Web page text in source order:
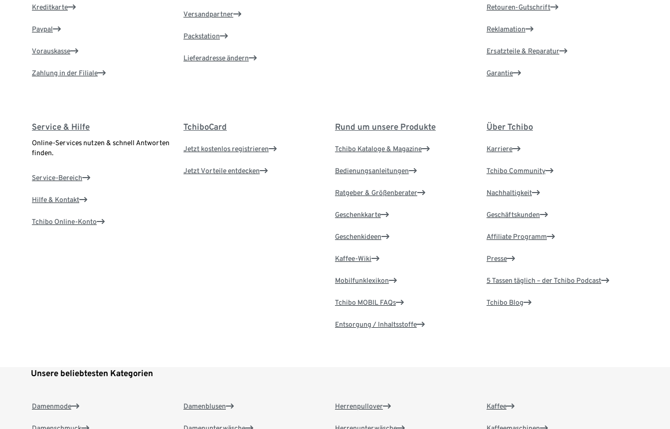
Kreditkarte
Paypal
Vorauskasse
Zahlung in der Filiale
Versandpartner
Packstation
Lieferadresse ändern
Retouren-Gutschrift
Reklamation
Ersatzteile & Reparatur
Garantie
Service & Hilfe
Online-Services nutzen & schnell Antworten
finden.
Service-Bereich
Hilfe & Kontakt
Tchibo Online-Konto
TchiboCard
Jetzt kostenlos registrieren
Jetzt Vorteile entdecken
Rund um unsere Produkte
Tchibo Kataloge & Magazine
Bedienungsanleitungen
Ratgeber & Größenberater
Geschenkkarte
Geschenkideen
Kaffee-Wiki
Mobilfunklexikon
Tchibo MOBIL FAQs
Entsorgung / Inhaltsstoffe
Über Tchibo
Karriere
Tchibo Community
Nachhaltigkeit
Geschäftskunden
Affiliate Programm
Presse
5 Tassen täglich – der Tchibo Podcast
Tchibo Blog
Unsere beliebtesten Kategorien
Damenmode Damenblusen Herrenpullover Kaffee